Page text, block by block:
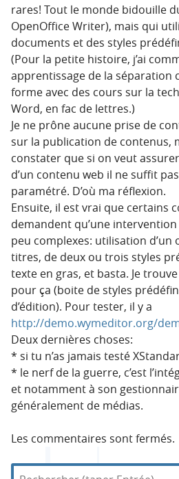
rares! Tout le monde bidouille
OpenOffice Writer), mais qui
documents et des styles
(Pour la petite histoire, j’ai
apprentissage de la séparation
forme avec des cours sur la
Word, en fac de lettres.)
Je ne prône aucune prise de
sur la publication de contenus,
constater que si on veut
d’un contenu web il ne suffit
paramétré. D’où ma réflexion.
Ensuite, il est vrai que certains
demandent qu’une
peu complexes: utilisation d’un
titres, de deux ou trois styles
texte en gras, et basta. Je
pour ça (boite de styles
d’édition). Pour tester, il y a
http://demo.wymeditor.org/
Deux dernières choses:
* si tu n’as jamais testé
* le nerf de la guerre, c’est
et notamment à son
généralement de médias.
Les commentaires sont fermés.
R
d